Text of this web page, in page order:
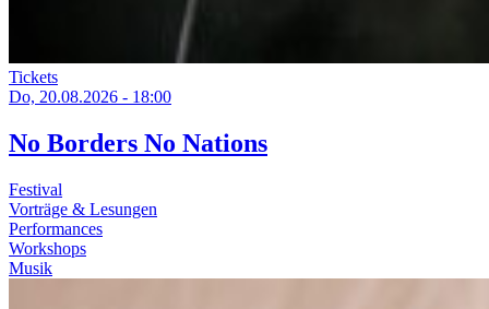
Tickets
Do, 20.08.2026 - 18:00
No Borders No Nations
Festival
Vorträge & Lesungen
Performances
Workshops
Musik